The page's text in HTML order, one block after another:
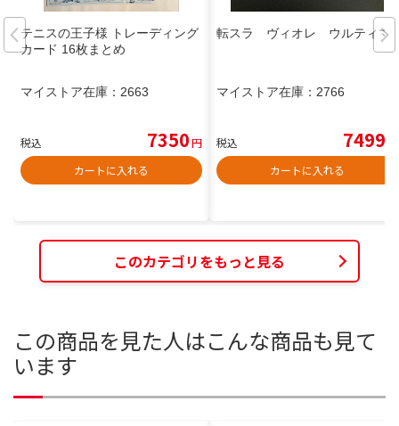
テニスの王子様 トレーディング
カード 16枚まとめ
マイストア在庫： 2663
税込 7350円
カートに入れる
転スラ ヴィオレ ウルティマ
マイストア在庫： 2766
税込 7499
カートに入れる
このカテゴリをもっと見る
この商品を見た人はこんな商品も見て
います